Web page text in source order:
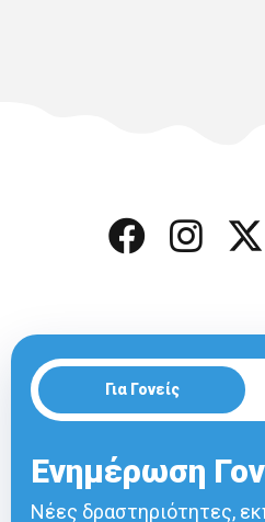
Για Γονείς
Ενημέρωση
Νέες δραστηριότητες,